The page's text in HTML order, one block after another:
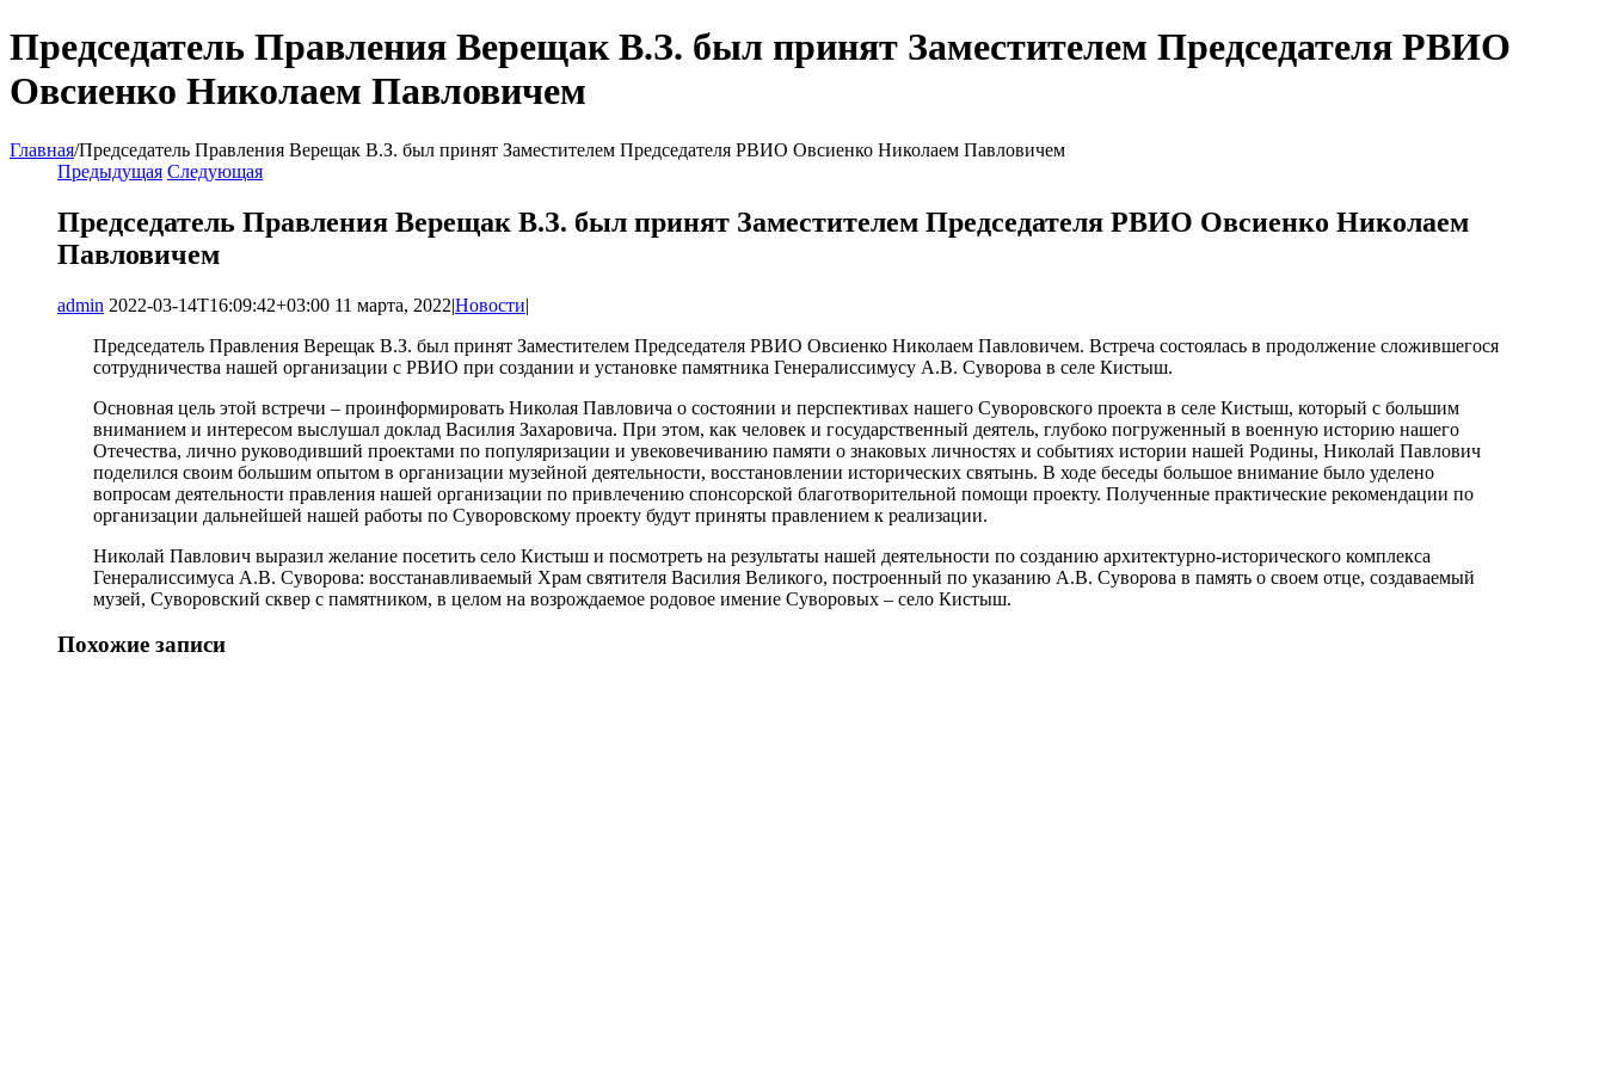
Председатель Правления Верещак В.З. был принят Заместителем Председателя РВИО
Овсиенко Николаем Павловичем
Главная/Председатель Правления Верещак В.З. был принят Заместителем Председателя РВИО Овсиенко Николаем Павловичем
Предыдущая Следующая
Председатель Правления Верещак В.З. был принят Заместителем Председателя РВИО Овсиенко Николаем
Павловичем
admin 2022-03-14T16:09:42+03:00 11 марта, 2022|Новости|
Председатель Правления Верещак В.З. был принят Заместителем Председателя РВИО Овсиенко Николаем Павловичем. Встреча состоялась в продолжение сложившегося
сотрудничества нашей организации с РВИО при создании и установке памятника Генералиссимусу А.В. Суворова в селе Кистыш.
Основная цель этой встречи – проинформировать Николая Павловича о состоянии и перспективах нашего Суворовского проекта в селе Кистыш, который с большим
вниманием и интересом выслушал доклад Василия Захаровича. При этом, как человек и государственный деятель, глубоко погруженный в военную историю нашего
Отечества, лично руководивший проектами по популяризации и увековечиванию памяти о знаковых личностях и событиях истории нашей Родины, Николай Павлович
поделился своим большим опытом в организации музейной деятельности, восстановлении исторических святынь. В ходе беседы большое внимание было уделено
вопросам деятельности правления нашей организации по привлечению спонсорской благотворительной помощи проекту. Полученные практические рекомендации по
организации дальнейшей нашей работы по Суворовскому проекту будут приняты правлением к реализации.
Николай Павлович выразил желание посетить село Кистыш и посмотреть на результаты нашей деятельности по созданию архитектурно-исторического комплекса
Генералиссимуса А.В. Суворова: восстанавливаемый Храм святителя Василия Великого, построенный по указанию А.В. Суворова в память о своем отце, создаваемый
музей, Суворовский сквер с памятником, в целом на возрождаемое родовое имение Суворовых – село Кистыш.
Похожие записи